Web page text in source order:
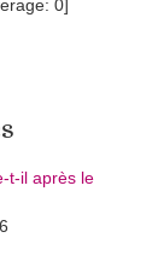
0]
t-il après le